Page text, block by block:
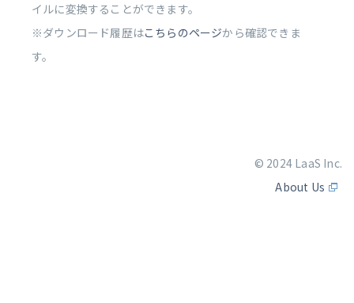
イルに変換することができます。
※ダウンロード履歴はこちらのページから確認できま
す。
© 2024 LaaS Inc.
About Us